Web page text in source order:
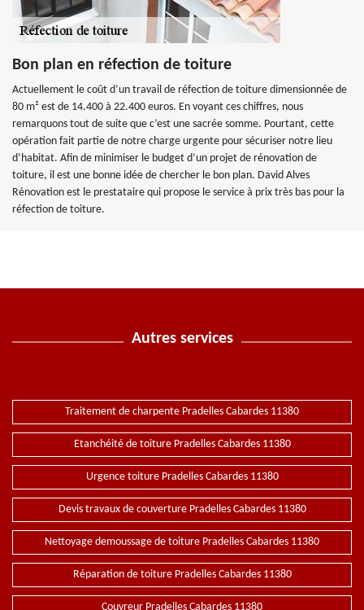
Bon plan en réfection de toiture
Actuellement le coût d’un travail de réfection de toiture dimensionnée de
80 m² est de 14.400 à 22.400 euros. En voyant ces chiffres, nous
remarquons tout de suite que c’est une sacrée somme. Pourtant, cette
opération fait partie de notre charge urgente pour sécuriser notre lieu
d’habitat. Afin de minimiser le budget d’un projet de rénovation de
toiture, il est une bonne idée de chercher le bon plan. David Alves
Rénovation est le prestataire qui propose le service à prix très bas pour la
réfection de toiture.
Autres services
Traitement de charpente Pradelles Cabardes 11380
Etanchéité de toiture Pradelles Cabardes 11380
Urgence toiture Pradelles Cabardes 11380
Devis travaux de couverture Pradelles Cabardes 11380
Nettoyage demoussage de toiture Pradelles Cabardes 11380
Réparation de toiture Pradelles Cabardes 11380
Couvreur Pradelles Cabardes 11380